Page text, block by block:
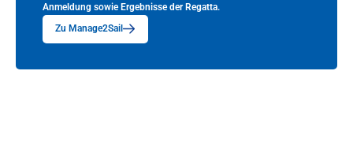
Anmeldung sowie Ergebnisse der Regatta.
Zu Manage2Sail